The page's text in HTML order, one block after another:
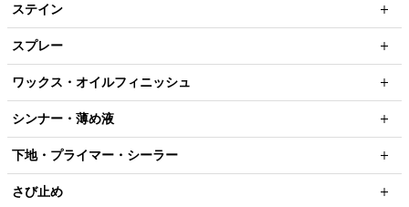
ステイン
スプレー
ワックス・オイルフィニッシュ
シンナー・薄め液
下地・プライマー・シーラー
さび止め